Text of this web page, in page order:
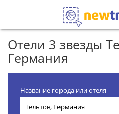
Отели 3 звезды
Германия
Название города или отеля